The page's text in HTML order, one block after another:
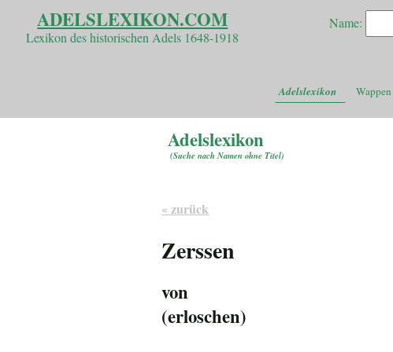
ADELSLEXIKON.COM
Lexikon des historischen Adels 1648-1918
Name:
Adelslexikon Wappen
Adelslexikon
(Suche nach Namen ohne Titel)
« zurück
Zerssen
von
(erloschen)